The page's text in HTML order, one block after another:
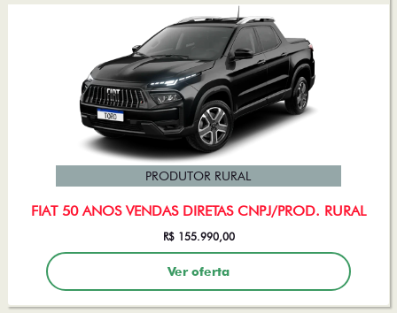
FIAT 50 ANOS VENDAS DIRETAS CNPJ/PROD. RURAL
PRODUTOR RURAL
R$ 155.990,00
Ver oferta